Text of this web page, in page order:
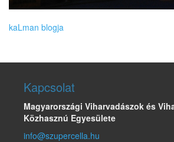
kaLman blogja
Kapcsolat
Magyarországi Viharvadászok és
Közhasznú Egyesülete
info@szupercella.hu